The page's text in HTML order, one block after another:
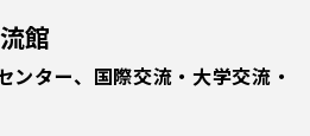
館
ンター、国際交流・大学交流・